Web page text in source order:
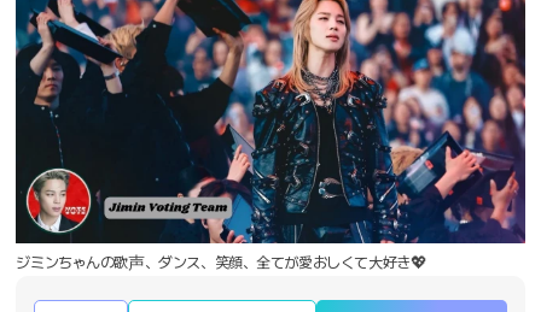
ジミンちゃんの歌声、ダンス、笑顔、全てが愛おしくて大好き💖